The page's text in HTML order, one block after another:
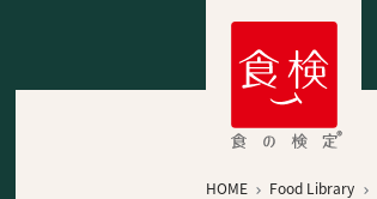
HOME  Food Library 